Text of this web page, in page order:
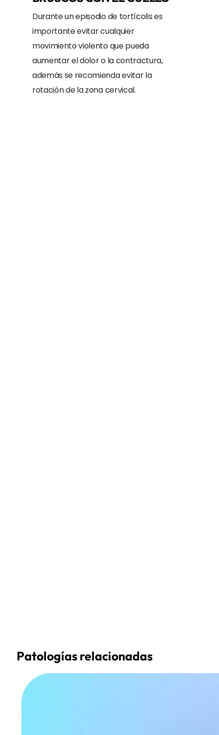
Durante un episodio de tortícolis es
importante evitar cualquier
movimiento violento que pueda
aumentar el dolor o la contractura,
además se recomienda evitar la
rotación de la zona cervical.
Patologías relacionadas